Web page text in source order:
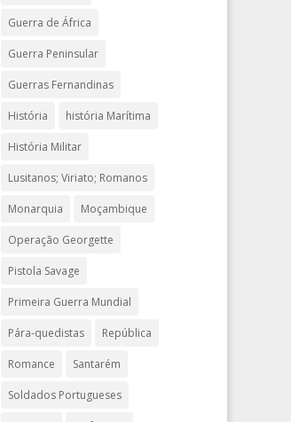
Guerra de África
Guerra Peninsular
Guerras Fernandinas
História história Marítima
História Militar
Lusitanos; Viriato; Romanos
Monarquia Moçambique
Operação Georgette
Pistola Savage
Primeira Guerra Mundial
Pára-quedistas República
Romance Santarém
Soldados Portugueses